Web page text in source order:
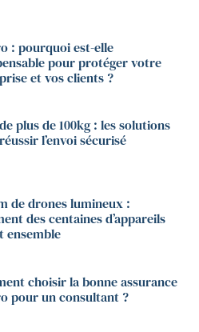
: pourquoi est-elle
pour protéger votre
et vos clients ?
plus de 100kg : les solutions
l’envoi sécurisé
de drones lumineux :
des centaines d’appareils
ensemble
choisir la bonne assurance
pour un consultant ?